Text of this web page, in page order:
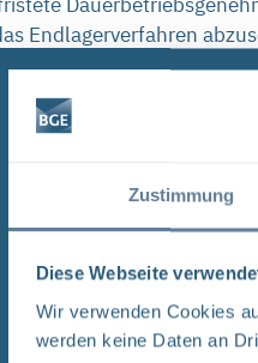
Zustimmung
Diese Webseite
Wir verwenden Cookies
werden keine Daten an
Endlagerverfahren
Genehmigung
das anfallendes
vorgeschrieben:
ist, nicht mit der
ist eine
zur
fixiert. Ein langer